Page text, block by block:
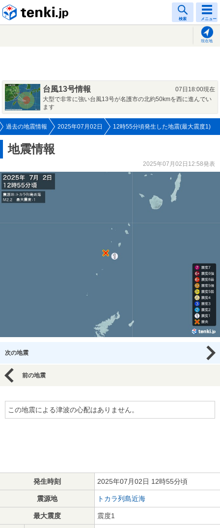
検索 メニュー
現在地
台風13号情報
07日18:00現在
大型で非常に強い台風13号が名護市の北約50kmを西に進んでい
ます
過去の地震情報 2025年07月02日 12時55分頃発生した地震(最大震度1)
地震情報
2025年07月02日12:58発表
次の地震
前の地震
この地震による津波の心配はありません。
発生時刻 2025年07月02日 12時55分頃
震源地 トカラ列島近海
最大震度 震度1